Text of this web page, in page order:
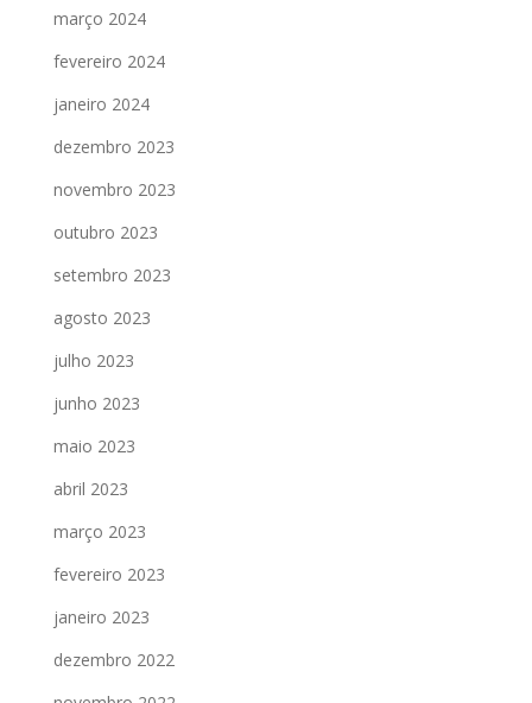
março 2024
fevereiro 2024
janeiro 2024
dezembro 2023
novembro 2023
outubro 2023
setembro 2023
agosto 2023
julho 2023
junho 2023
maio 2023
abril 2023
março 2023
fevereiro 2023
janeiro 2023
dezembro 2022